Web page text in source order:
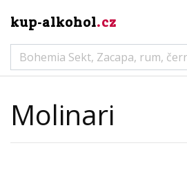
kup-alkohol.cz
Molinari